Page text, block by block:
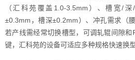
（汇科苑覆盖1.0-3.5mm）、槽宽/
±0.3mm，槽深±0.2mm）、冲孔需求（
若产线需经常切换槽型，可调轧辊间隙
键，汇科苑的设备可适应多种规格快速换型